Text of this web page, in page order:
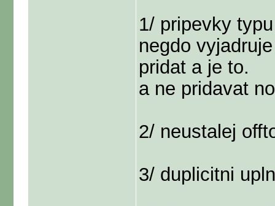
1/ pripevky
negdo
pridat a je to.
a ne pridavat
2/ neustalej
3/ duplicitni